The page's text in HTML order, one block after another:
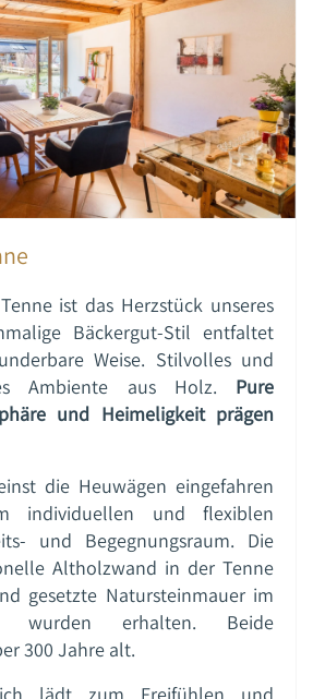
ist das Herzstück unseres
Bäckergut-Stil entfaltet
Weise. Stilvolles und
Ambiente aus Holz. Pure
und Heimeligkeit prägen
die Heuwägen eingefahren
individuellen und flexiblen
und Begegnungsraum. Die
Altholzwand in der Tenne
gesetzte Natursteinmauer im
wurden erhalten. Beide
300 Jahre alt.
lädt zum Freifühlen und